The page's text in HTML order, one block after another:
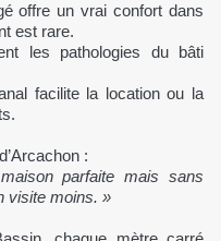
offre un vrai confort dans
est rare.
les pathologies du bâti
facilite la location ou la
:
parfaite mais sans
visite moins. »